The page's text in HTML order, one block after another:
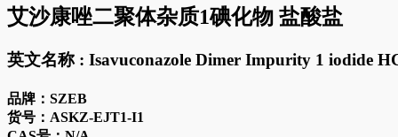
艾沙康唑二聚体杂质1碘化物 盐酸盐
英文名称 : Isavuconazole Dimer Impurity 1 iodide
品牌： SZEB
货号： ASKZ-EJT1-I1